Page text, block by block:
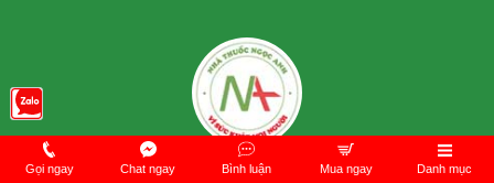
Gọi ngay Chat ngay Bình luận Mua ngay Danh mục